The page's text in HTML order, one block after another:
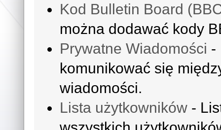
Kod Bulletin Board
można dodawać kody
Prywatne Wiadomości -
komunikować się
wiadomości.
Lista użytkowników -